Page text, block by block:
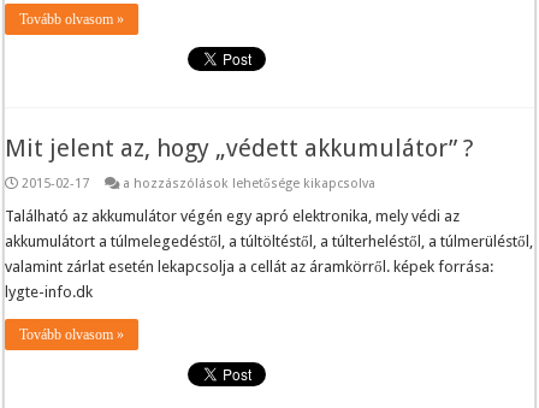
Tovább olvasom »
Mit jelent az, hogy „védett akkumulátor” ?
2015-02-17
Mit
az,
„védett
akkumulátor”
?
a hozzászólások lehetősége kikapcsolva
Található az akkumulátor végén egy apró elektronika, mely védi az
akkumulátort a túlmelegedéstől, a túltöltéstől, a túlterheléstől, a túlmerüléstől,
valamint zárlat esetén lekapcsolja a cellát az áramkörről. képek forrása:
lygte-info.dk
Tovább olvasom »